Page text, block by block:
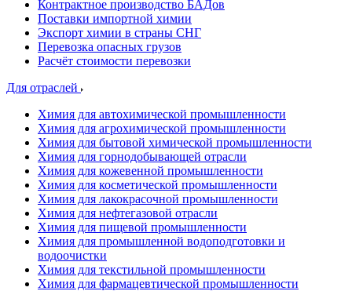
Контрактное производство БАДов
Поставки импортной химии
Экспорт химии в страны СНГ
Перевозка опасных грузов
Расчёт стоимости перевозки
Для отраслей
Химия для автохимической промышленности
Химия для агрохимической промышленности
Химия для бытовой химической промышленности
Химия для горнодобывающей отрасли
Химия для кожевенной промышленности
Химия для косметической промышленности
Химия для лакокрасочной промышленности
Химия для нефтегазовой отрасли
Химия для пищевой промышленности
Химия для промышленной водоподготовки и
водоочистки
Химия для текстильной промышленности
Химия для фармацевтической промышленности